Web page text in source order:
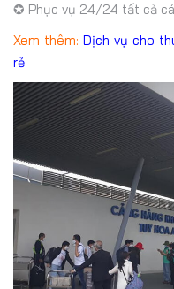
✪ Phục vụ 24/24 tất cả
Xem thêm: Dịch vụ cho
rẻ